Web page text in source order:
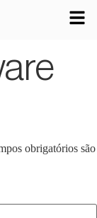
obrigatórios são